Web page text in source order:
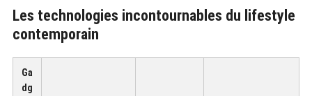
Les technologies incontournables du lifestyle
contemporain
Ga
dg